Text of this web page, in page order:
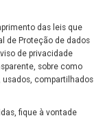
das leis que
de Proteção de dados
de privacidade
sobre como
compartilhados
fique à vontade